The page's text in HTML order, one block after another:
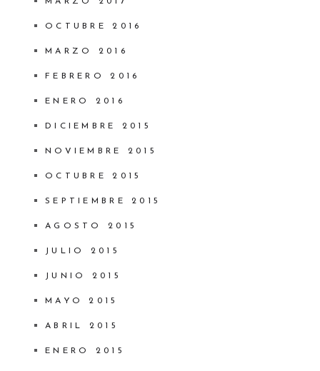
OCTUBRE 2016
MARZO 2016
FEBRERO 2016
ENERO 2016
DICIEMBRE 2015
NOVIEMBRE 2015
OCTUBRE 2015
SEPTIEMBRE 2015
AGOSTO 2015
JULIO 2015
JUNIO 2015
MAYO 2015
ABRIL 2015
ENERO 2015